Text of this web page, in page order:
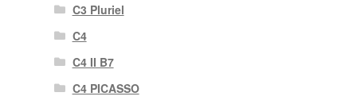
C3 Pluriel
C4
C4 II B7
C4 PICASSO